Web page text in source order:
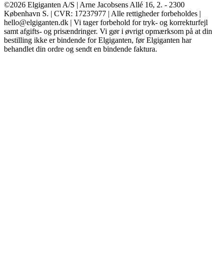
©2026 Elgiganten A/S | Arne Jacobsens Allé 16, 2. - 2300
København S. | CVR: 17237977 | Alle rettigheder forbeholdes |
hello@elgiganten.dk | Vi tager forbehold for tryk- og korrekturfejl
samt afgifts- og prisændringer. Vi gør i øvrigt opmærksom på at din
bestilling ikke er bindende for Elgiganten, før Elgiganten har
behandlet din ordre og sendt en bindende faktura.